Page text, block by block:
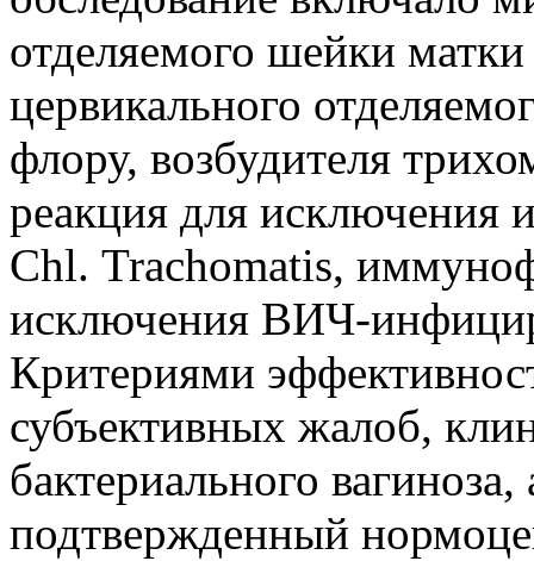
отделяемого шейки
цервикального
флору, возбудителя
реакция для исключения
Chl. Trachomatis,
исключения ВИЧ-
Критериями
субъективных жалоб,
бактериального
подтвержденный